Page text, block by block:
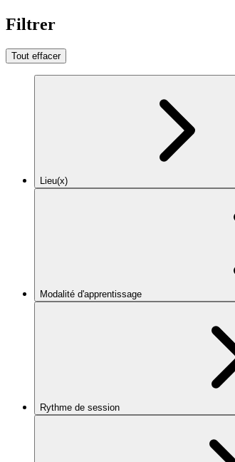
Filtrer
Tout effacer
Lieu(x)
Modalité d'apprentissage
Rythme de session